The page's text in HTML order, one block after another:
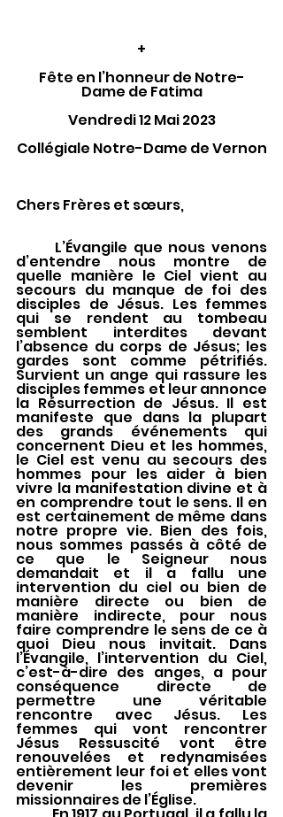
+
Fête en l’honneur de Notre-
Dame de Fatima
Vendredi 12 Mai 2023
Collégiale Notre-Dame de Vernon
Chers Frères et sœurs,
d’entendre nous montre de
quelle manière le Ciel vient au
secours du manque de foi des
disciples de Jésus. Les femmes
qui se rendent au tombeau
semblent interdites devant
l’absence du corps de Jésus; les
gardes sont comme pétrifiés.
Survient un ange qui rassure les
disciples femmes et leur annonce
la Résurrection de Jésus. Il est
manifeste que dans la plupart
des grands événements qui
concernent Dieu et les hommes,
le Ciel est venu au secours des
hommes pour les aider à bien
vivre la manifestation divine et à
en comprendre tout le sens. Il en
est certainement de même dans
notre propre vie. Bien des fois,
nous sommes passés à côté de
ce que le Seigneur nous
demandait et il a fallu une
intervention du ciel ou bien de
manière directe ou bien de
manière indirecte, pour nous
faire comprendre le sens de ce à
quoi Dieu nous invitait. Dans
l’Évangile, l’intervention du Ciel,
c’est-à-dire des anges, a pour
conséquence directe de
permettre une véritable
rencontre avec Jésus. Les
femmes qui vont rencontrer
Jésus Ressuscité vont être
renouvelées et redynamisées
entièrement leur foi et elles vont
devenir les premières
missionnaires de l’Église.